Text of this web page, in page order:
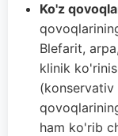
Ko'z
Blefarit,
klinik
(konservativ
ham ko'rib